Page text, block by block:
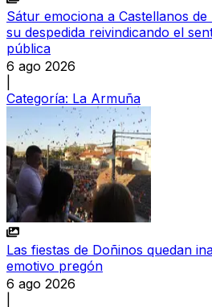
Sátur emociona a Castellanos
su despedida reivindicando el
pública
6 ago 2026
Categoría: La Armuña
Las fiestas de Doñinos quedan
emotivo pregón
6 ago 2026